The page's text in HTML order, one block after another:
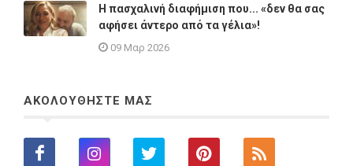
Η πασχαλινή διαφήμιση που... «δεν θα σας
αφήσει άντερο από τα γέλια»!
09 Μαρ 2026
ΑΚΟΛΟΥΘΗΣΤΕ ΜΑΣ